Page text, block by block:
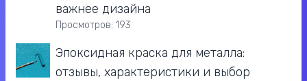
важнее дизайна
Просмотров: 193
Эпоксидная краска для металла:
отзывы, характеристики и выбор